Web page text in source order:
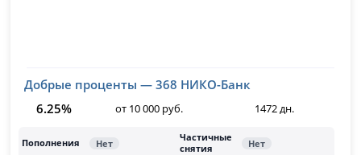
Добрые проценты — 368 НИКО-Банк
6.25%
от 10 000 руб. 1472 дн.